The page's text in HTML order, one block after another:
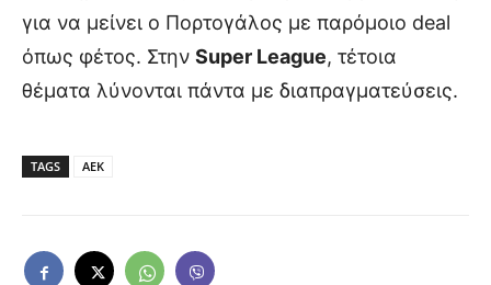
για να μείνει ο Πορτογάλος με παρόμοιο deal
όπως φέτος. Στην Super League, τέτοια
θέματα λύνονται πάντα με διαπραγματεύσεις.
TAGS ΑΕΚ